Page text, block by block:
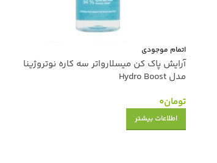
اتمام موجودی
آرایش پاک کن میسلارواتر سه کاره نوتروژینا
مدل Hydro Boost
تومان0
اطلاعات بیشتر